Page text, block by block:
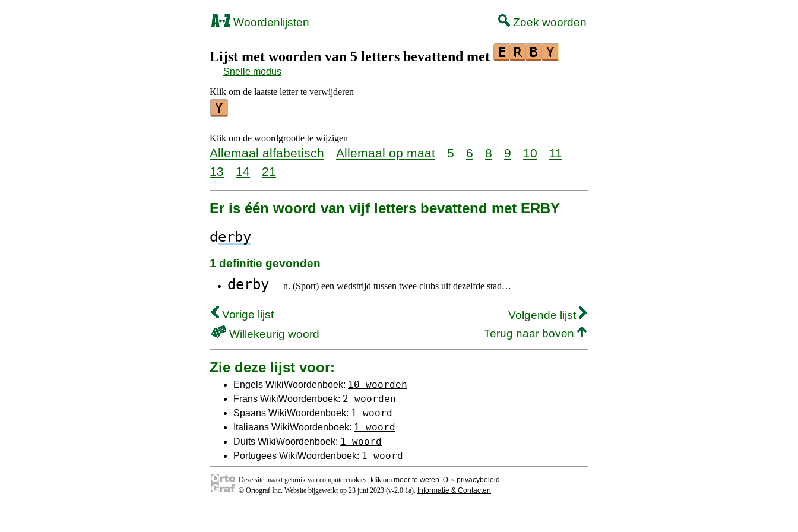
Woordenlijsten Zoek woorden
Lijst met woorden van 5 letters bevattend met
Snelle modus
Klik om de laatste letter te verwijderen
Klik om de woordgrootte te wijzigen
Allemaal alfabetisch Allemaal op maat 5 6 8 9 10
11
13
14 21
Er is één woord van vijf letters bevattend met ERBY
derby
1 definitie gevonden
derby — n. (Sport) een wedstrijd tussen twee clubs uit dezelfde stad…
Vorige lijst
Volgende lijst
Willekeurig woord
Terug naar boven
Zie deze lijst voor:
Engels WikiWoordenboek: 10 woorden
Frans WikiWoordenboek: 2 woorden
Spaans WikiWoordenboek: 1 woord
Italiaans WikiWoordenboek: 1 woord
Duits WikiWoordenboek: 1 woord
Portugees WikiWoordenboek: 1 woord
Deze site maakt gebruik van computercookies, klik om meer te weten. Ons privacybeleid .
© Ortograf Inc. Website bijgewerkt op 23 juni 2023 (v-2.0.1a). Informatie & Contacten.